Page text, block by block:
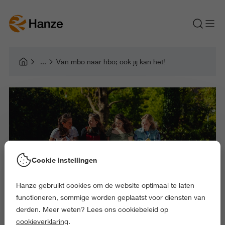
Van mbo naar hbo; ook jij kan het!
Cookie instellingen
Hanze gebruikt cookies om de website optimaal te laten
functioneren, sommige worden geplaatst voor diensten van
derden. Meer weten? Lees ons cookiebeleid op
cookieverklaring.